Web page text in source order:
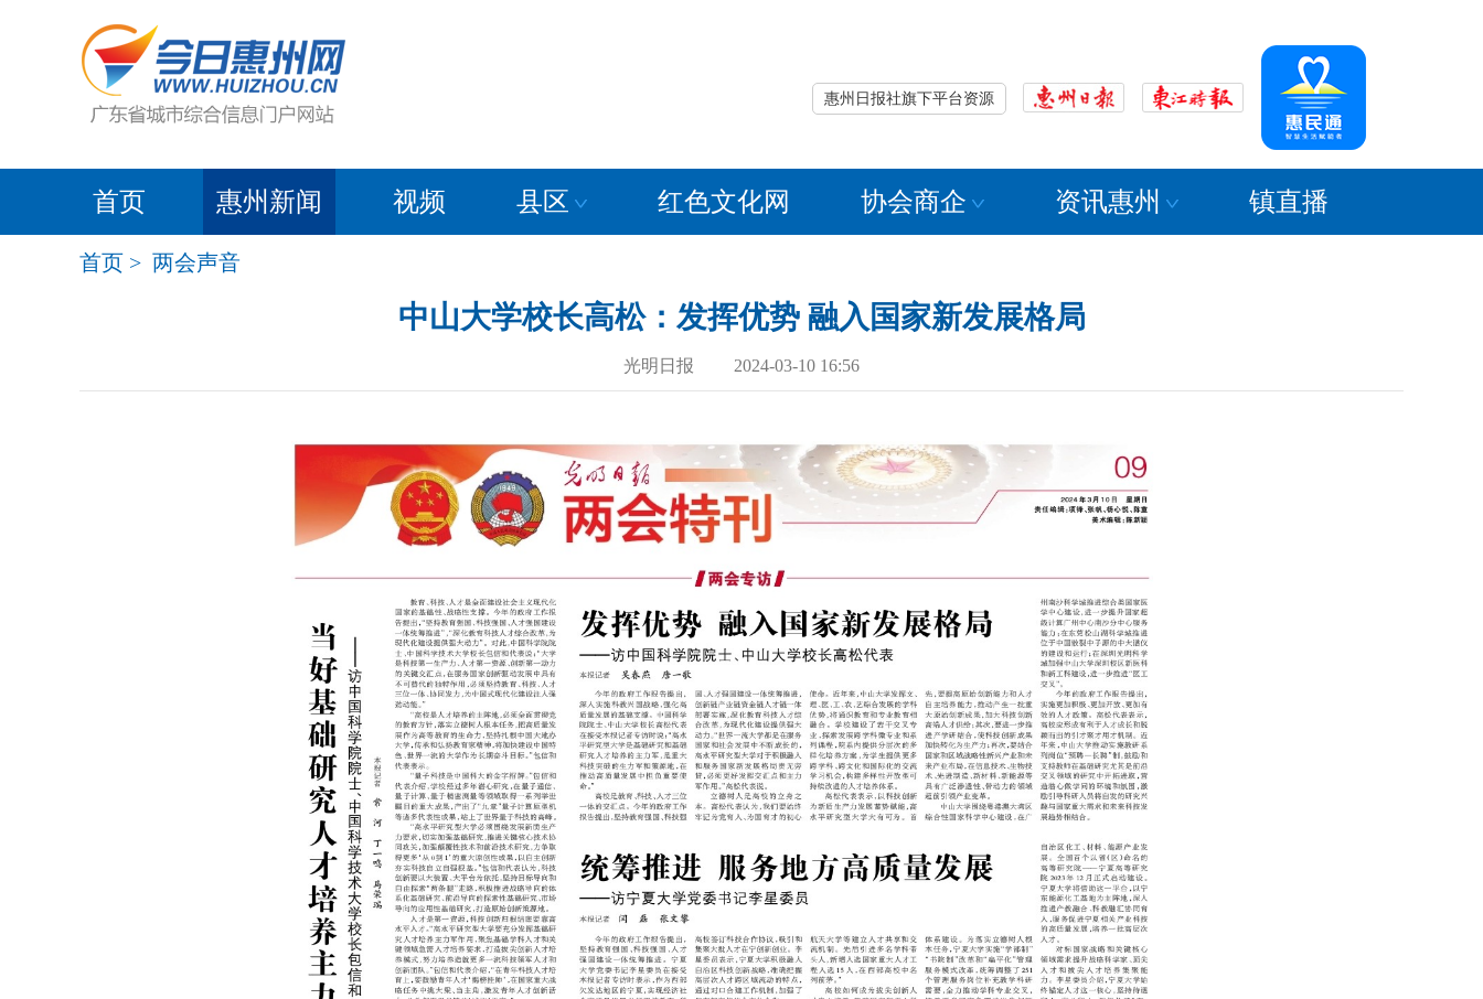
惠州日报社旗下平台资源
首页 惠州新闻 视频 县区 红色文化网 协会商企 资讯惠州 镇直播
首页 > 两会声音
中山大学校长高松：发挥优势 融入国家新发展格局
光明日报 2024-03-10 16:56